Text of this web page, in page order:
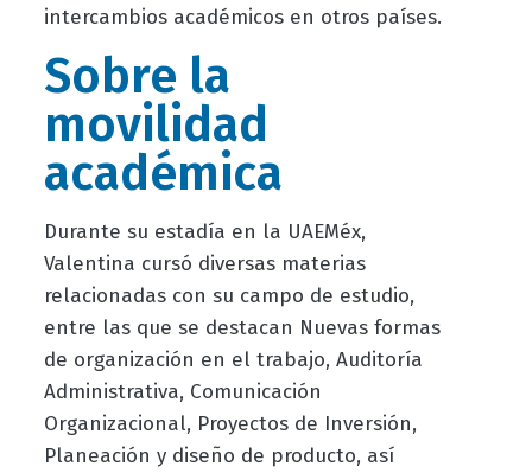
intercambios académicos en otros países.
Sobre la
movilidad
académica
Durante su estadía en la UAEMéx,
Valentina cursó diversas materias
relacionadas con su campo de estudio,
entre las que se destacan Nuevas formas
de organización en el trabajo, Auditoría
Administrativa, Comunicación
Organizacional, Proyectos de Inversión,
Planeación y diseño de producto, así